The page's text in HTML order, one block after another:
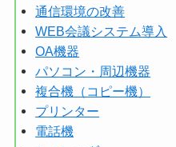
通信環境の改善
WEB会議システム導入
OA機器
パソコン・周辺機器
複合機（コピー機）
プリンター
電話機